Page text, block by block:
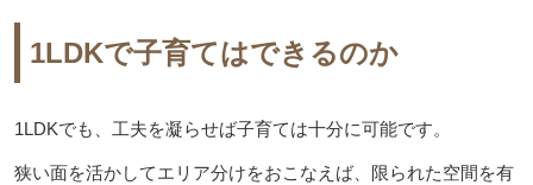
1LDKで子育てはできるのか
1LDKでも、工夫を凝らせば子育ては十分に可能です。
狭い面を活かしてエリア分けをおこなえば、限られた空間を有